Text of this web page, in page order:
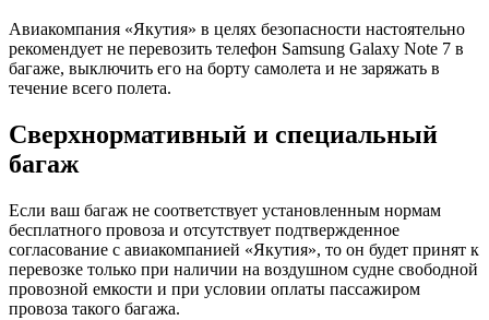
Авиакомпания «Якутия» в целях безопасности настоятельно
рекомендует не перевозить телефон Samsung Galaxy Note 7 в
багаже, выключить его на борту самолета и не заряжать в
течение всего полета.
Сверхнормативный и специальный
багаж
Если ваш багаж не соответствует установленным нормам
бесплатного провоза и отсутствует подтвержденное
согласование с авиакомпанией «Якутия», то он будет принят к
перевозке только при наличии на воздушном судне свободной
провозной емкости и при условии оплаты пассажиром
провоза такого багажа.